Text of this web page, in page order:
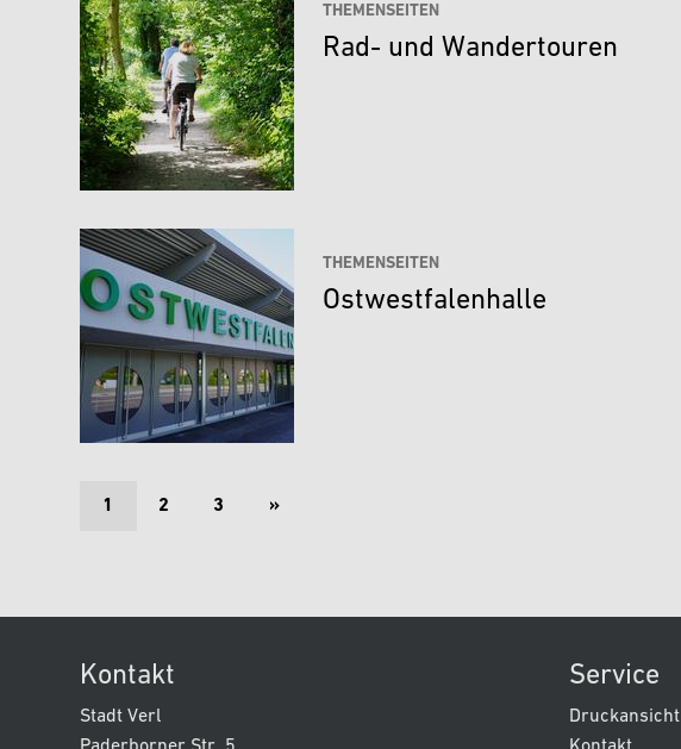
THEMENSEITEN
Rad- und Wandertouren
THEMENSEITEN
Ostwestfalenhalle
1 2 3 »
Kontakt
Stadt Verl
Service
Druckansicht